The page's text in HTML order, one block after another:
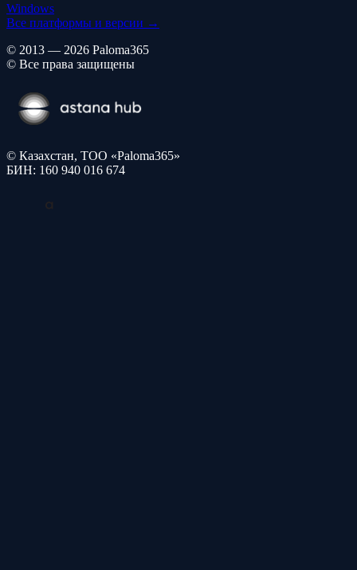
Windows
Все платформы и версии →
© 2013 — 2026 Paloma365
© Все права защищены
© Казахстан, ТОО «Paloma365»
БИН: 160 940 016 674